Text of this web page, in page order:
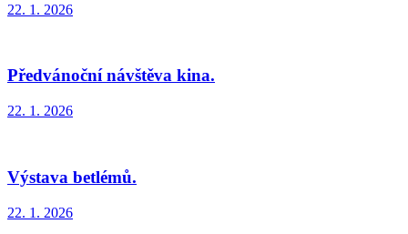
22. 1. 2026
Předvánoční návštěva kina.
22. 1. 2026
Výstava betlémů.
22. 1. 2026